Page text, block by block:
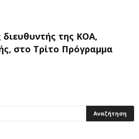
διευθυντής της ΚΟΑ,
στο Τρίτο Πρόγραμμα